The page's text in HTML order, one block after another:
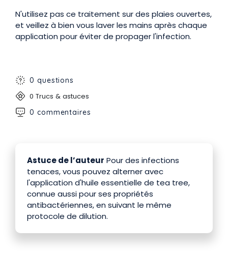
N'utilisez pas ce traitement sur des plaies ouvertes,
et veillez à bien vous laver les mains après chaque
application pour éviter de propager l'infection.
0 questions
0 Trucs & astuces
0 commentaires
Astuce de l’auteur Pour des infections
tenaces, vous pouvez alterner avec
l'application d'huile essentielle de tea tree,
connue aussi pour ses propriétés
antibactériennes, en suivant le même
protocole de dilution.